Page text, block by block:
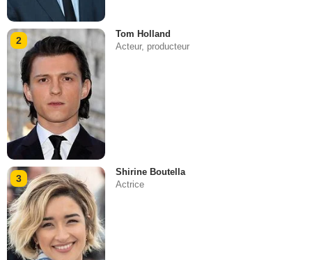
2
Tom Holland
Acteur, producteur
3
Shirine Boutella
Actrice